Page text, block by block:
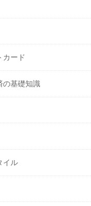
カード
の基礎知識
イル